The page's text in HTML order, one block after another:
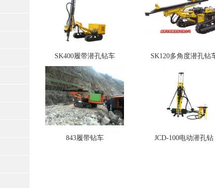
SK400履带潜孔钻车 SK120多角度潜孔钻
843履带钻车 JCD-100电动潜孔钻